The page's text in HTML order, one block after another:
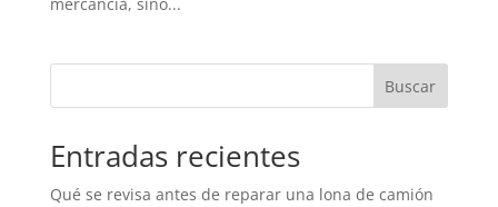
Buscar
Entradas recientes
Qué se revisa antes de reparar una lona de camión